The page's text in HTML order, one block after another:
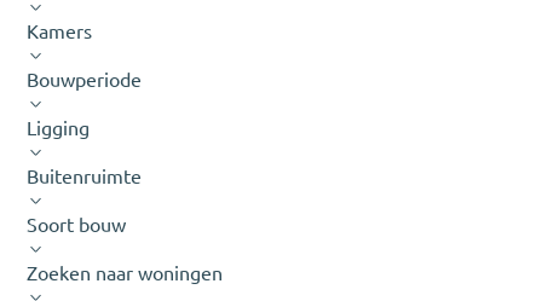
Kamers
Bouwperiode
Ligging
Buitenruimte
Soort bouw
Zoeken naar woningen